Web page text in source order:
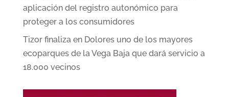
aplicación del registro autonómico para
proteger a los consumidores
Tizor finaliza en Dolores uno de los mayores
ecoparques de la Vega Baja que dará servicio a
18.000 vecinos